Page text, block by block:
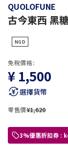
QUOLOFUNE
古今東西 黑
NGD
免稅價格:
¥ 1,500
選擇貨幣
零售價¥1,620
3%優惠折扣券 :